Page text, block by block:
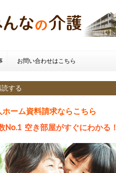
お問い合わせはこちら
する
ホーム資料請求ならこちら
No.1 空き部屋がすぐにわかる！